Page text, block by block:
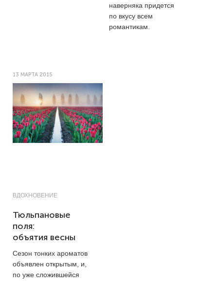
наверняка придется
по вкусу всем
романтикам.
13 МАРТА 2015
ВДОХНОВЕНИЕ
Тюльпановые
поля:
объятия весны
Сезон тонких ароматов
объявлен открытым, и,
по уже сложившейся